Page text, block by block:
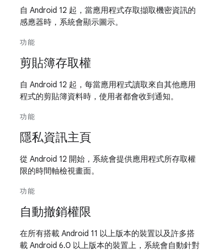
自 Android 12 起，當應用程式存取擷取機密資訊的
感應器時，系統會顯示圖示。
功能
剪貼簿存取權
自 Android 12 起，每當應用程式讀取來自其他應用
程式的剪貼簿資料時，使用者都會收到通知。
功能
隱私資訊主頁
從 Android 12 開始，系統會提供應用程式所存取權
限的時間軸檢視畫面。
功能
自動撤銷權限
在所有搭載 Android 11 以上版本的裝置以及許多搭
載 Android 6.0 以上版本的裝置上，系統會自動針對